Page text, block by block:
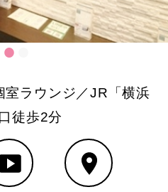
ラウンジ／JR「横浜
徒歩2分